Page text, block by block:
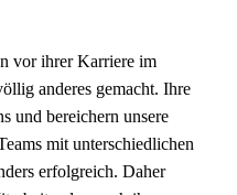
vor ihrer Karriere im
anderes gemacht. Ihre
und bereichern unsere
mit unterschiedlichen
erfolgreich. Daher